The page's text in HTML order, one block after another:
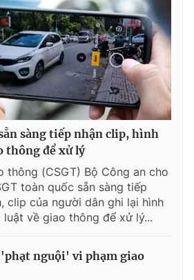
sàng tiếp nhận clip, hình
thông để xử lý
thông (CSGT) Bộ Công an cho
toàn quốc sẵn sàng tiếp
clip của người dân ghi lại hình
luật về giao thông để xử lý...
'phạt nguội' vi phạm giao